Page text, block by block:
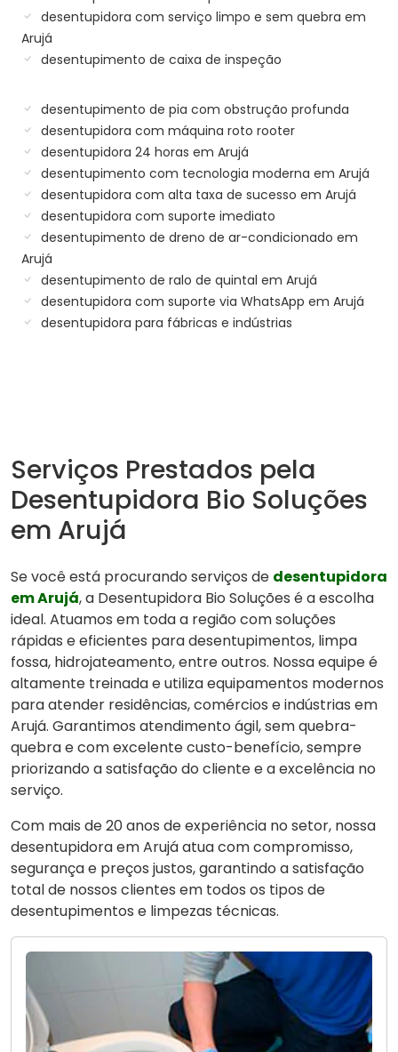
desentupidora com serviço limpo e sem quebra em
Arujá
desentupimento de caixa de inspeção
desentupimento de pia com obstrução profunda
desentupidora com máquina roto rooter
desentupidora 24 horas em Arujá
desentupimento com tecnologia moderna em Arujá
desentupidora com alta taxa de sucesso em Arujá
desentupidora com suporte imediato
desentupimento de dreno de ar-condicionado em
Arujá
desentupimento de ralo de quintal em Arujá
desentupidora com suporte via WhatsApp em Arujá
desentupidora para fábricas e indústrias
Serviços Prestados pela
Desentupidora Bio Soluções
em Arujá
Se você está procurando serviços de desentupidora
em Arujá, a Desentupidora Bio Soluções é a escolha
ideal. Atuamos em toda a região com soluções
rápidas e eficientes para desentupimentos, limpa
fossa, hidrojateamento, entre outros. Nossa equipe é
altamente treinada e utiliza equipamentos modernos
para atender residências, comércios e indústrias em
Arujá. Garantimos atendimento ágil, sem quebra-
quebra e com excelente custo-benefício, sempre
priorizando a satisfação do cliente e a excelência no
serviço.
Com mais de 20 anos de experiência no setor, nossa
desentupidora em Arujá atua com compromisso,
segurança e preços justos, garantindo a satisfação
total de nossos clientes em todos os tipos de
desentupimentos e limpezas técnicas.